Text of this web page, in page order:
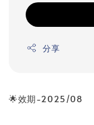
分享
🌟效期-2025/08